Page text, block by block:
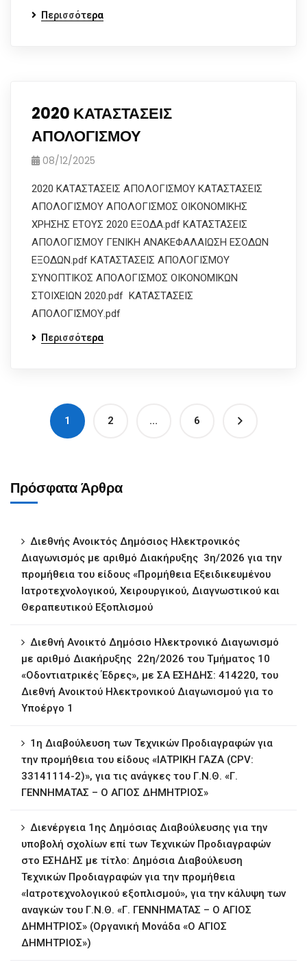
Περισσότερα
2020 ΚΑΤΑΣΤΑΣΕΙΣ
ΑΠΟΛΟΓΙΣΜΟΥ
08/12/2025
2020 ΚΑΤΑΣΤΑΣΕΙΣ ΑΠΟΛΟΓΙΣΜΟΥ ΚΑΤΑΣΤΑΣΕΙΣ
ΑΠΟΛΟΓΙΣΜΟΥ ΑΠΟΛΟΓΙΣΜΟΣ ΟΙΚΟΝΟΜΙΚΗΣ
ΧΡΗΣΗΣ ΕΤΟΥΣ 2020 ΕΞΟΔΑ.pdf ΚΑΤΑΣΤΑΣΕΙΣ
ΑΠΟΛΟΓΙΣΜΟΥ ΓΕΝΙΚΗ ΑΝΑΚΕΦΑΛΑΙΩΣΗ ΕΣΟΔΩΝ
ΕΞΟΔΩΝ.pdf ΚΑΤΑΣΤΑΣΕΙΣ ΑΠΟΛΟΓΙΣΜΟΥ
ΣΥΝΟΠΤΙΚΟΣ ΑΠΟΛΟΓΙΣΜΟΣ ΟΙΚΟΝΟΜΙΚΩΝ
ΣΤΟΙΧΕΙΩΝ 2020.pdf ΚΑΤΑΣΤΑΣΕΙΣ
ΑΠΟΛΟΓΙΣΜΟΥ.pdf
Περισσότερα
1 2 … 6
Πρόσφατα Άρθρα
Διεθνής Ανοικτός Δημόσιος Ηλεκτρονικός
Διαγωνισμός με αριθμό Διακήρυξης 3η/2026 για την
προμήθεια του είδους «Προμήθεια Εξειδικευμένου
Ιατροτεχνολογικού, Χειρουργικού, Διαγνωστικού και
Θεραπευτικού Εξοπλισμού
Διεθνή Ανοικτό Δημόσιο Ηλεκτρονικό Διαγωνισμό
με αριθμό Διακήρυξης 22η/2026 του Τμήματος 10
«Οδοντιατρικές Έδρες», με ΣΑ ΕΣΗΔΗΣ: 414220, του
Διεθνή Ανοικτού Ηλεκτρονικού Διαγωνισμού για το
Υποέργο 1
1η ∆ιαβούλευση των Τεχνικών Προδιαγραφών για
την προμήθεια του είδους «ΙΑΤΡΙΚΗ ΓΑΖΑ (CPV:
33141114-2)», για τις ανάγκες του Γ.Ν.Θ. «Γ.
ΓΕΝΝΗΜΑΤΑΣ – Ο ΑΓΙΟΣ ΔΗΜΗΤΡΙΟΣ»
∆ιενέργεια 1ης ∆ηµόσιας ∆ιαβούλευσης για την
υποβολή σχολίων επί των Τεχνικών Προδιαγραφών
στο ΕΣΗΔΗΣ με τίτλο: Δημόσια Διαβούλευση
Τεχνικών Προδιαγραφών για την προμήθεια
«Ιατροτεχνολογικού εξοπλισμού», για την κάλυψη των
αναγκών του Γ.Ν.Θ. «Γ. ΓΕΝΝΗΜΑΤΑΣ – Ο ΑΓΙΟΣ
ΔΗΜΗΤΡΙΟΣ» (Οργανική Μονάδα «Ο ΑΓΙΟΣ
ΔΗΜΗΤΡΙΟΣ»)